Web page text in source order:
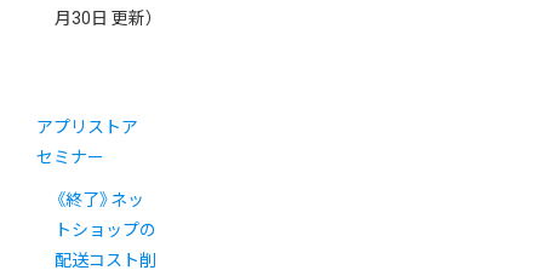
月30日 更新）
アプリストア
セミナー
《終了》ネッ
トショップの
配送コスト削